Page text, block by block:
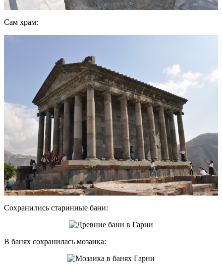
Сам храм:
Сохранились старинные бани:
В банях сохранилась мозаика: